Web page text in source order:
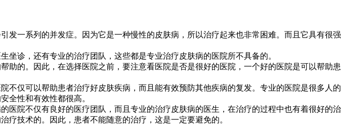
一系列的并发症。因为它是一种慢性的皮肤病，所以治疗起来也非常困难。而且它具有很强
诊，还有专业的治疗团队，这些都是专业治疗皮肤病的医院所不具备的。
的。因此，在选择医院之前，要注意看医院是否是很好的医院，一个好的医院是可以帮助患
仅可以帮助患者治疗好皮肤疾病，而且能有效预防其他疾病的复发。专业的医院是很多人的
全性和有效性都很高。
院不仅有良好的医疗团队，而且专业的治疗皮肤病的医生，在治疗的过程中也有着很好的治
技术的。因此，患者不能随意的治疗，这是一定要避免的。